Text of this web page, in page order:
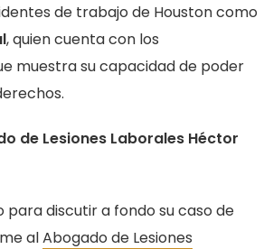
de trabajo de Houston como
, quien cuenta con los
muestra su capacidad de poder
de Lesiones Laborales Héctor
para discutir a fondo su caso de
alAbogado de Lesiones